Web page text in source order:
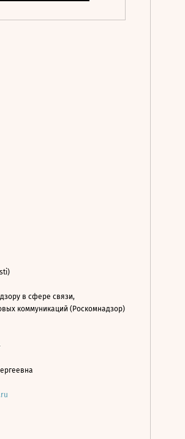
в сфере связи,
коммуникаций (Роскомнадзор)